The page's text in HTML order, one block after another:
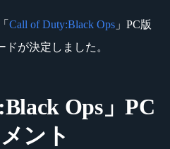
Call of Duty:Black Ops 」PC版
が決定しました。
Ops」PC
ント